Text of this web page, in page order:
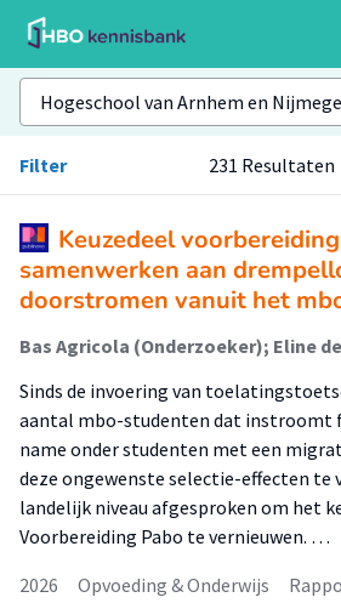
Filter 231 Resultaten
Keuzedeel
samenwerken aan
doorstromen vanuit het
Sinds de invoering van
aantal mbo-studenten dat instroomt
name onder studenten met een
deze ongewenste selectie-effecten te
landelijk niveau afgesproken om het
Voorbereiding Pabo te vernieuwen. …
2026
Opvoeding & Onderwijs